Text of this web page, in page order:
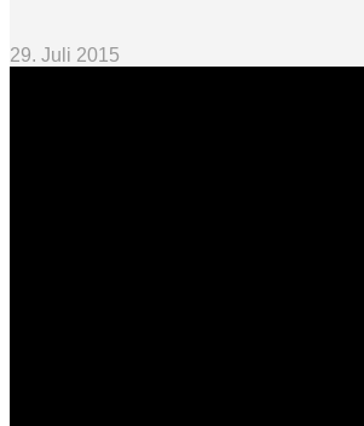
29. Juli 2015